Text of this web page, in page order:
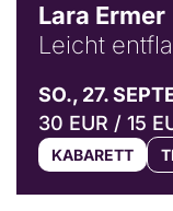
Lara Ermer
Leicht
SO., 27.
30 EUR / 15
KABARETT